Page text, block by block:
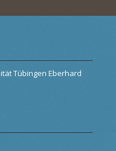
Tübingen Eberhard